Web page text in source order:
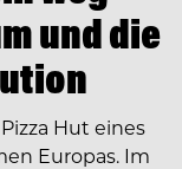
und die
Hut eines
Europas. Im